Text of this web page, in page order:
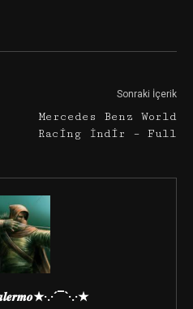
Sonraki İçerik
Mercedes Benz World
Racing İndir – Full